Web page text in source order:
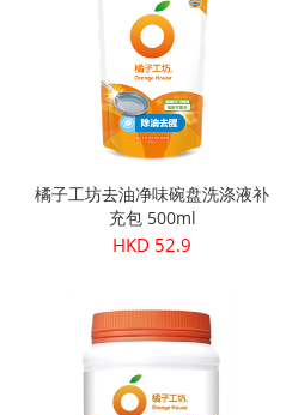
橘子工坊去油净味碗盘洗涤液补
充包 500ml
HKD 52.9